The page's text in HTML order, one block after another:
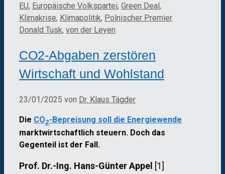
EU, Europäische Volkspartei, Green Deal,
Klimakrise, Klimapolitik, Polnischer Premier
Donald Tusk, von der Leyen
CO2-Abgaben zerstören
Wirtschaft und Wohlstand
23/01/2025 von Dr. Klaus Tägder
Die CO2-Bepreisung soll die Energiewende
marktwirtschaftlich steuern. Doch das
Gegenteil ist der Fall.
Prof. Dr.-Ing. Hans-Günter Appel [1]